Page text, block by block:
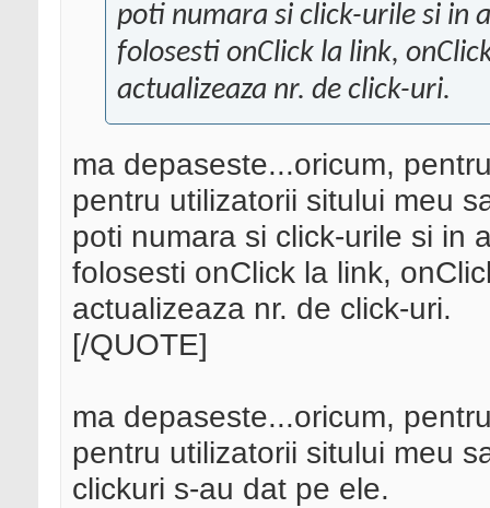
poti numara si click-urile si in
folosesti onClick la link,
actualizeaza nr. de click-uri.
ma depaseste...oricum,
pentru utilizatorii sitului meu
poti numara si click-urile si in
folosesti onClick la link,
actualizeaza nr. de click-uri.
[/QUOTE]
ma depaseste...oricum,
pentru utilizatorii sitului meu
clickuri s-au dat pe ele.